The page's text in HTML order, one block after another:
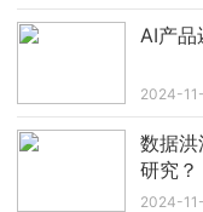
AI产品
2024-
数据
研究？
2024-